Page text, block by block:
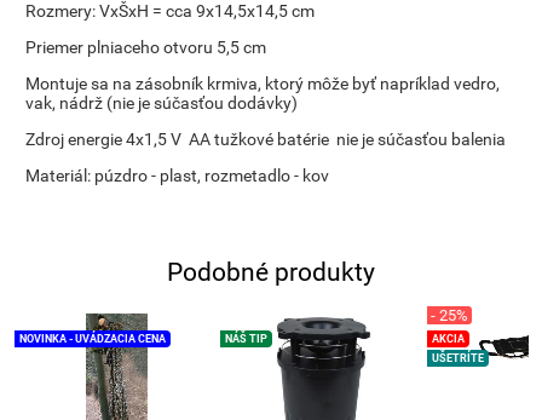
Rozmery: VxŠxH = cca 9x14,5x14,5 cm
Priemer plniaceho otvoru 5,5 cm
Montuje sa na zásobník krmiva, ktorý môže byť napríklad vedro,
vak, nádrž (nie je súčasťou dodávky)
Zdroj energie 4x1,5 V AA tužkové batérie nie je súčasťou balenia
Materiál: púzdro - plast, rozmetadlo - kov
Podobné produkty
NOVINKA - UVÁDZACIA CENA NÁŠ TIP
AKCIA
UŠETRÍTE
- 25%